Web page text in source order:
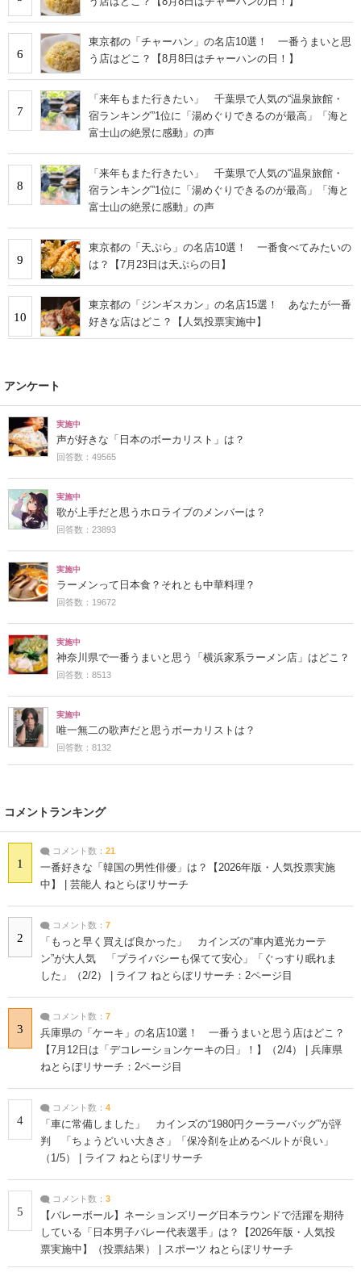
6
東京都の「チャーハン」の名店10選！ 一番うまいと思
う店はどこ？【8月8日はチャーハンの日！】
7
「来年もまた行きたい」 千葉県で人気の“温泉旅館・
宿ランキング”1位に「湯めぐりできるのが最高」「海と
富士山の絶景に感動」の声
8
「来年もまた行きたい」 千葉県で人気の“温泉旅館・
宿ランキング”1位に「湯めぐりできるのが最高」「海と
富士山の絶景に感動」の声
9
東京都の「天ぷら」の名店10選！ 一番食べてみたいの
は？【7月23日は天ぷらの日】
10
東京都の「ジンギスカン」の名店15選！ あなたが一番
好きな店はどこ？【人気投票実施中】
アンケート
実施中
声が好きな「日本のボーカリスト」は？
回答数：49565
実施中
歌が上手だと思うホロライブのメンバーは？
回答数：23893
実施中
ラーメンって日本食？それとも中華料理？
回答数：19672
実施中
神奈川県で一番うまいと思う「横浜家系ラーメン店」はどこ？
回答数：8513
実施中
唯一無二の歌声だと思うボーカリストは？
回答数：8132
コメントランキング
1
コメント数： 21
一番好きな「韓国の男性俳優」は？【2026年版・人気投票実施
中】 | 芸能人 ねとらぼリサーチ
2
コメント数： 7
「もっと早く買えば良かった」 カインズの“車内遮光カーテ
ン”が大人気 「プライバシーも保てて安心」「ぐっすり眠れま
した」（2/2） | ライフ ねとらぼリサーチ：2ページ目
3
コメント数： 7
兵庫県の「ケーキ」の名店10選！ 一番うまいと思う店はどこ？
【7月12日は「デコレーションケーキの日」！】（2/4） | 兵庫県
ねとらぼリサーチ：2ページ目
4
コメント数： 4
「車に常備しました」 カインズの“1980円クーラーバッグ”が評
判 「ちょうどいい大きさ」「保冷剤を止めるベルトが良い」
（1/5） | ライフ ねとらぼリサーチ
5
コメント数： 3
【バレーボール】ネーションズリーグ日本ラウンドで活躍を期待
している「日本男子バレー代表選手」は？【2026年版・人気投
票実施中】（投票結果） | スポーツ ねとらぼリサーチ